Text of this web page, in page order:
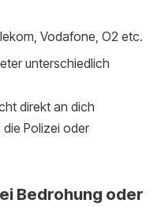
Vodafone, O2 etc.
unterschiedlich
direkt an dich
Polizei oder
Bedrohung oder